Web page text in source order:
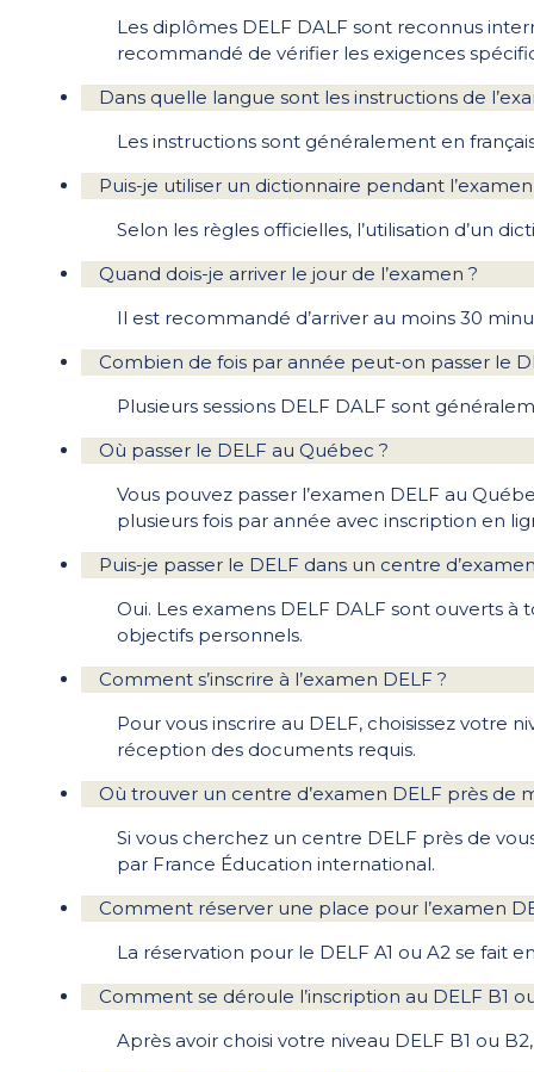
Les diplômes DELF DALF sont reconnus
recommandé de vérifier les exigences
Dans quelle langue sont les instructions de
Les instructions sont généralement en
Puis-je utiliser un dictionnaire pendant l’examen
Selon les règles officielles, l’utilisation d’un
Quand dois-je arriver le jour de l’examen ?
Il est recommandé d’arriver au moins 30
Combien de fois par année peut-on passer le
Plusieurs sessions DELF DALF sont
Où passer le DELF au Québec ?
Vous pouvez passer l’examen DELF au
plusieurs fois par année avec inscription en
Puis-je passer le DELF dans un centre
Oui. Les examens DELF DALF sont ouverts
objectifs personnels.
Comment s’inscrire à l’examen DELF ?
Pour vous inscrire au DELF, choisissez votre
réception des documents requis.
Où trouver un centre d’examen DELF près de
Si vous cherchez un centre DELF près de
par France Éducation international.
Comment réserver une place pour l’examen
La réservation pour le DELF A1 ou A2 se fait
Comment se déroule l’inscription au DELF B1
Après avoir choisi votre niveau DELF B1 ou